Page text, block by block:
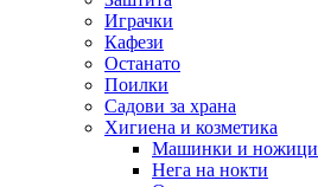
Играчки
Кафези
Останато
Поилки
Садови за храна
Хигиена и козметика
Машинки и ножици
Нега на нокти